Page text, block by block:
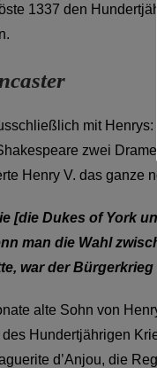
1337 den
mit Henrys:
zwei
Henry V. das ganze
[die Dukes of York
man die Wahl
war der Bürgerkrieg
alte Sohn von
Hundertjährigen
d’Anjou, die